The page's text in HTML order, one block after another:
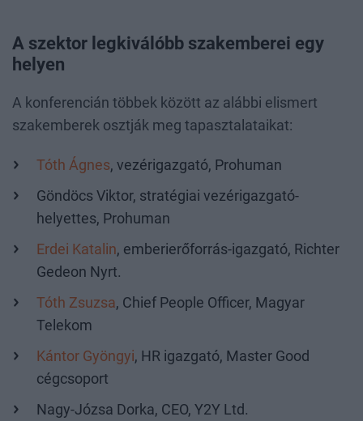
A szektor legkiválóbb szakemberei egy
helyen
A konferencián többek között az alábbi elismert
szakemberek osztják meg tapasztalataikat:
Tóth Ágnes, vezérigazgató, Prohuman
Göndöcs Viktor, stratégiai vezérigazgató-
helyettes, Prohuman
Erdei Katalin, emberierőforrás-igazgató, Richter
Gedeon Nyrt.
Tóth Zsuzsa, Chief People Officer, Magyar
Telekom
Kántor Gyöngyi, HR igazgató, Master Good
cégcsoport
Nagy-Józsa Dorka, CEO, Y2Y Ltd.